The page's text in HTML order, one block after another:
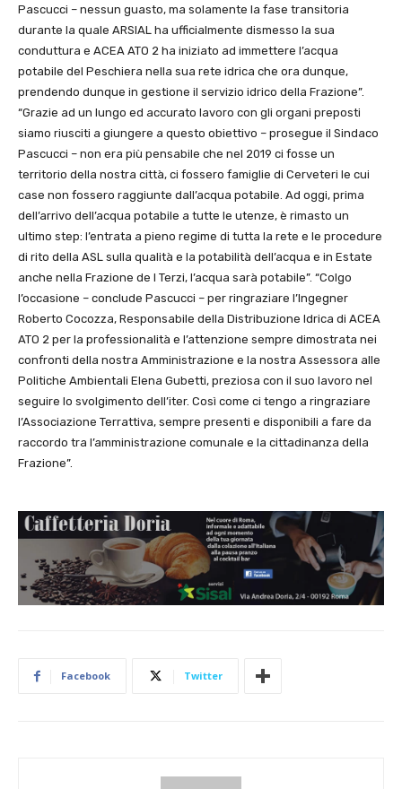
Pascucci – nessun guasto, ma solamente la fase transitoria
durante la quale ARSIAL ha ufficialmente dismesso la sua
conduttura e ACEA ATO 2 ha iniziato ad immettere l’acqua
potabile del Peschiera nella sua rete idrica che ora dunque,
prendendo dunque in gestione il servizio idrico della Frazione”.
“Grazie ad un lungo ed accurato lavoro con gli organi preposti
siamo riusciti a giungere a questo obiettivo – prosegue il Sindaco
Pascucci – non era più pensabile che nel 2019 ci fosse un
territorio della nostra città, ci fossero famiglie di Cerveteri le cui
case non fossero raggiunte dall’acqua potabile. Ad oggi, prima
dell’arrivo dell’acqua potabile a tutte le utenze, è rimasto un
ultimo step: l’entrata a pieno regime di tutta la rete e le procedure
di rito della ASL sulla qualità e la potabilità dell’acqua e in Estate
anche nella Frazione de I Terzi, l’acqua sarà potabile”. “Colgo
l’occasione – conclude Pascucci – per ringraziare l’Ingegner
Roberto Cocozza, Responsabile della Distribuzione Idrica di ACEA
ATO 2 per la professionalità e l’attenzione sempre dimostrata nei
confronti della nostra Amministrazione e la nostra Assessora alle
Politiche Ambientali Elena Gubetti, preziosa con il suo lavoro nel
seguire lo svolgimento dell’iter. Così come ci tengo a ringraziare
l’Associazione Terrattiva, sempre presenti e disponibili a fare da
raccordo tra l’amministrazione comunale e la cittadinanza della
Frazione”.
Facebook Twitter